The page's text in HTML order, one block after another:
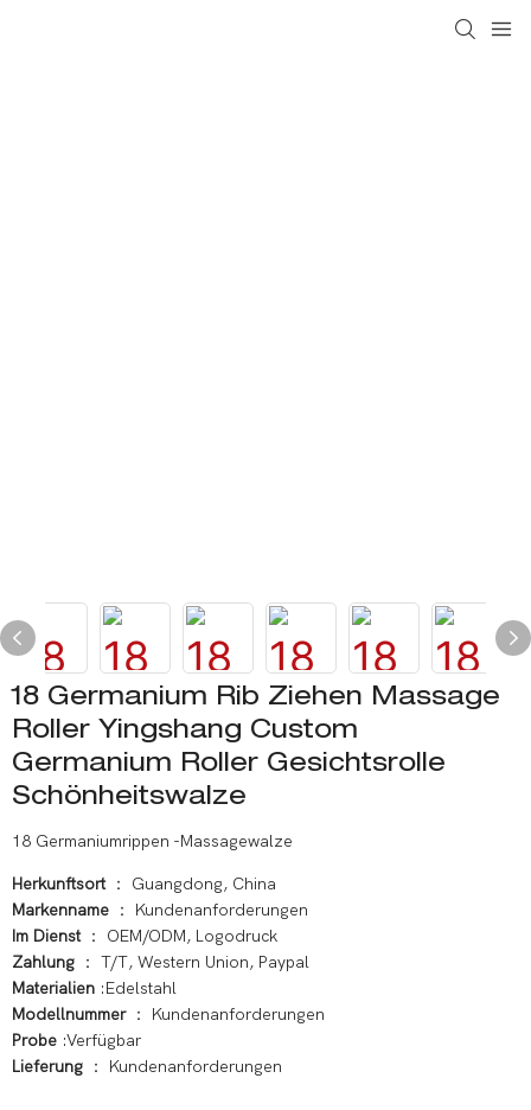
18 Germanium Rib Ziehen Massage
Roller Yingshang Custom
Germanium Roller Gesichtsrolle
Schönheitswalze
18 Germaniumrippen -Massagewalze
Herkunftsort ： Guangdong, China
Markenname ： Kundenanforderungen
Im Dienst ： OEM/ODM, Logodruck
Zahlung ： T/T, Western Union, Paypal
Materialien :Edelstahl
Modellnummer ： Kundenanforderungen
Probe :Verfügbar
Lieferung ： Kundenanforderungen